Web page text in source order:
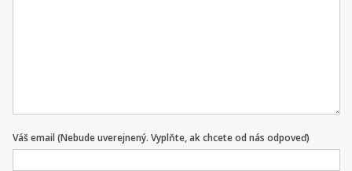
Váš email (Nebude uverejnený. Vyplňte, ak chcete od nás odpoveď)